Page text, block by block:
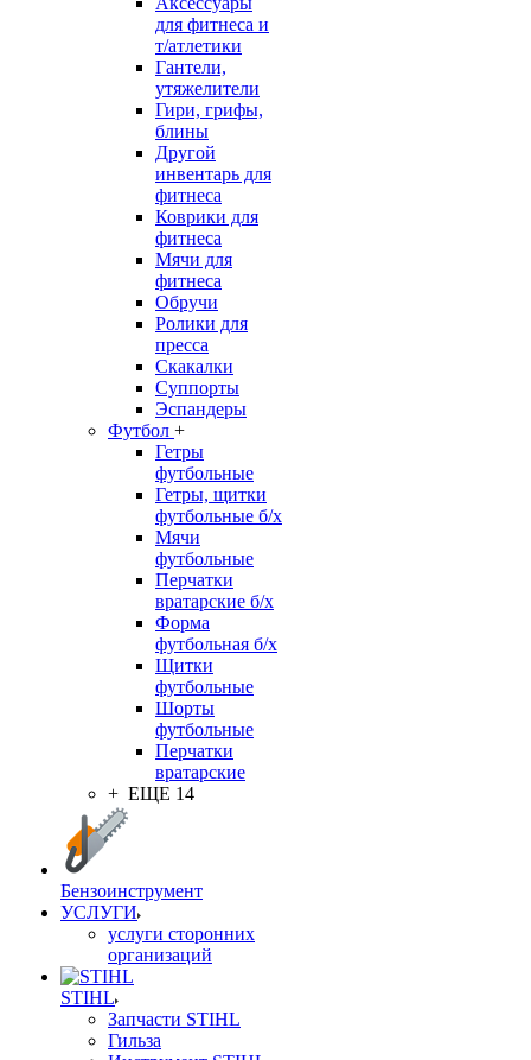
для фитнеса и
т/атлетики
Гантели,
утяжелители
Гири, грифы,
блины
Другой
инвентарь для
фитнеса
Коврики для
фитнеса
Мячи для
фитнеса
Обручи
Ролики для
пресса
Скакалки
Суппорты
Эспандеры
Футбол +
Гетры
футбольные
Гетры, щитки
футбольные б/х
Мячи
футбольные
Перчатки
вратарские б/х
Форма
футбольная б/х
Щитки
футбольные
Шорты
футбольные
Перчатки
вратарские
+ ЕЩЕ 14
Бензоинструмент
УСЛУГИ
услуги сторонних
организаций
STIHL
Запчасти STIHL
Гильза